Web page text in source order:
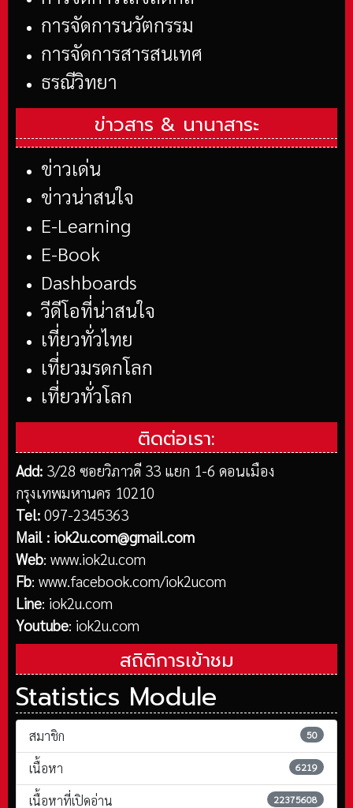
การจัดการนวัตกรรม
การจัดการสารสนเทศ
ธรณีวิทยา
ข่าวสาร & นานาสาระ
ข่าวเด่น
ข่าวน่าสนใจ
E-Learning
E-Book
Dashboards
วีดีโอที่น่าสนใจ
เที่ยวทั่วไทย
เที่ยวมรดกโลก
เที่ยวทั่วโลก
ติดต่อเรา:
Add: 3/28 ซอยวิภาวดี 33 แยก 1-6 ดอนเมือง
กรุงเทพมหานคร 10210
Tel: 097-2345363
Mail : iok2u.com@gmail.com
Web: www.iok2u.com
Fb: www.facebook.com/iok2ucom
Line: iok2u.com
Youtube: iok2u.com
สถิติการเข้าชม
Statistics Module
สมาชิก 50
เนื้อหา 6219
เนื้อหาที่เปิดอ่าน 22375608